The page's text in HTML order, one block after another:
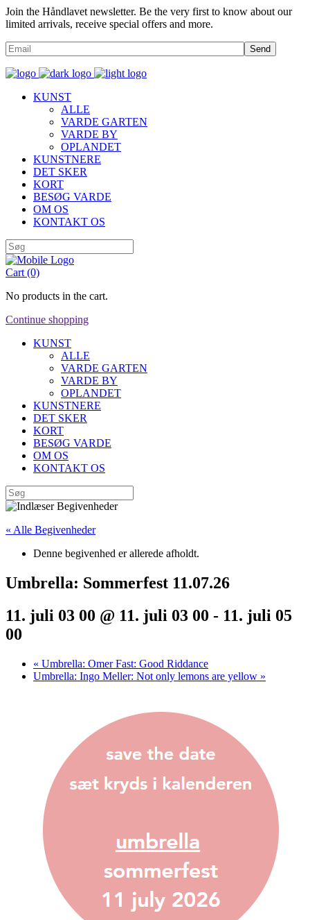
Join the Håndlavet newsletter. Be the very first to know about our
limited arrivals, receive special offers and more.
Send
KUNST
ALLE
VARDE GARTEN
VARDE BY
OPLANDET
KUNSTNERE
DET SKER
KORT
BESØG VARDE
OM OS
KONTAKT OS
Cart (0)
No products in the cart.
Continue shopping
KUNST
ALLE
VARDE GARTEN
VARDE BY
OPLANDET
KUNSTNERE
DET SKER
KORT
BESØG VARDE
OM OS
KONTAKT OS
« Alle Begivenheder
Denne begivenhed er allerede afholdt.
Umbrella: Sommerfest 11.07.26
11. juli 03 00 @ 11. juli 03 00 - 11. juli 05
00
« Umbrella: Omer Fast: Good Riddance
Umbrella: Ingo Meller: Not only lemons are yellow »